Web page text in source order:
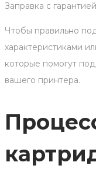
Заправка с
Чтобы правильно
характеристиками
которые помогут
вашего принтера.